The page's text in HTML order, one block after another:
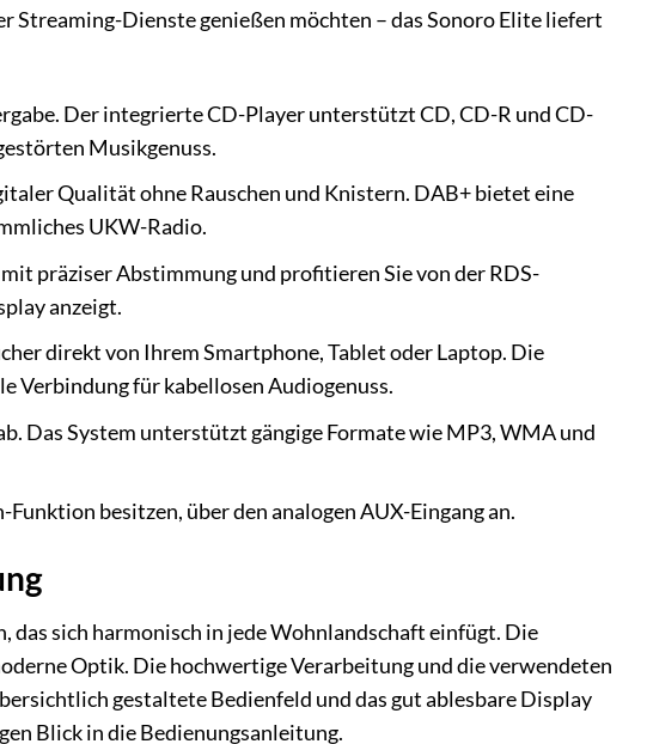
Dienste genießen möchten – das Sonoro Elite liefert
Der integrierte CD-Player unterstützt CD, CD-R und CD-
Musikgenuss.
Qualität ohne Rauschen und Knistern. DAB+ bietet eine
UKW-Radio.
präziser Abstimmung und profitieren Sie von der RDS-
anzeigt.
direkt von Ihrem Smartphone, Tablet oder Laptop. Die
Verbindung für kabellosen Audiogenuss.
Das System unterstützt gängige Formate wie MP3, WMA und
besitzen, über den analogen AUX-Eingang an.
das sich harmonisch in jede Wohnlandschaft einfügt. Die
Optik. Die hochwertige Verarbeitung und die verwendeten
gestaltete Bedienfeld und das gut ablesbare Display
Blick in die Bedienungsanleitung.